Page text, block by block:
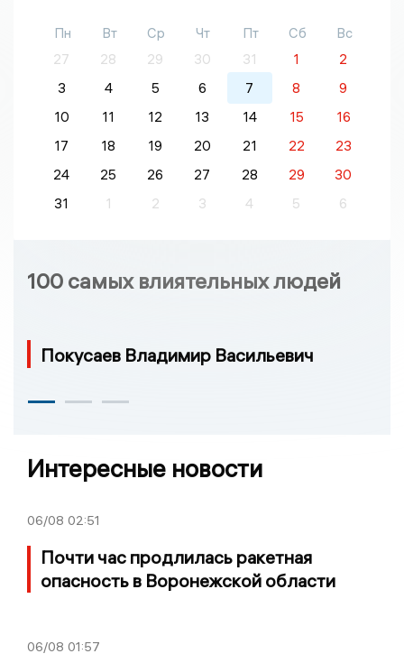
Пн Вт Ср Чт Пт Сб
Вс
27
28 29 30 31 1
2
3
4 5 6 7 8
9
10
11 12 13 14 15
16
17
18 19 20 21 22
23
24
25 26 27 28 29
30
31
1 2 3 4 5 6
100 самых влиятельных людей
Покусаев Владимир Васильевич
Интересные новости
06/08 02:51
Почти час продлилась ракетная
опасность в Воронежской области
06/08 01:57